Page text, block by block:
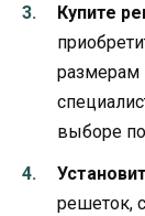
Купите
размерам
выборе
решеток,